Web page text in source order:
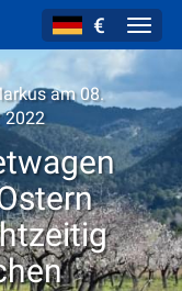
€
am 08.
2022